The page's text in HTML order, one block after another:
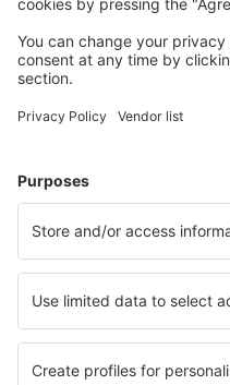
Vliegtickets
Verblijf
Vlucht+hotel
Hotels
Transfers